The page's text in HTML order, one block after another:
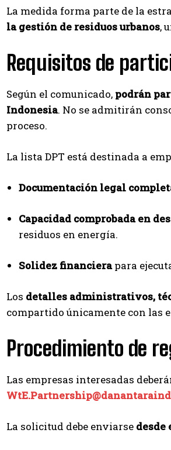
empresas
aumentar
comunidades empresariales
Nueva Prensa.
La medida forma parte de la
la gestión de residuos urbanos,
Requisitos de
Según el comunicado, podrán
Indonesia. No se admitirán
proceso.
La lista DPT está destinada a
Documentación legal
Capacidad comprobada en
residuos en energía.
Solidez financierapara
Los detalles administrativos,
compartido únicamente con las
Procedimiento de
Las empresas interesadas
La solicitud debe enviarse desde